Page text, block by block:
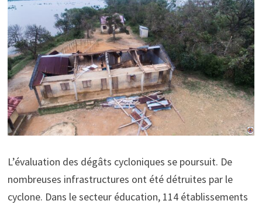
L’évaluation des dégâts cycloniques se poursuit. De
nombreuses infrastructures ont été détruites par le
cyclone. Dans le secteur éducation, 114 établissements